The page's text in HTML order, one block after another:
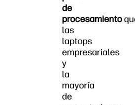
de
procesamiento
las
laptops
empresariales
y
la
mayoría
de